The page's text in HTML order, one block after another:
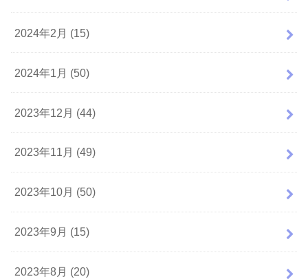
2024年2月 (15)
2024年1月 (50)
2023年12月 (44)
2023年11月 (49)
2023年10月 (50)
2023年9月 (15)
2023年8月 (20)